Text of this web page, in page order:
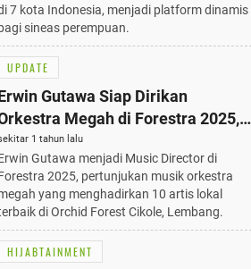
7 kota Indonesia, menjadi platform dinamis
bagi sineas perempuan.
UPDATE
Gutawa Siap Dirikan
Megah di Forestra 2025,
10 Artis Lokal Terbaik!
1 tahun lalu
Gutawa menjadi Music Director di
2025, pertunjukan musik orkestra
yang menghadirkan 10 artis lokal
di Orchid Forest Cikole, Lembang.
HIJABTAINMENT